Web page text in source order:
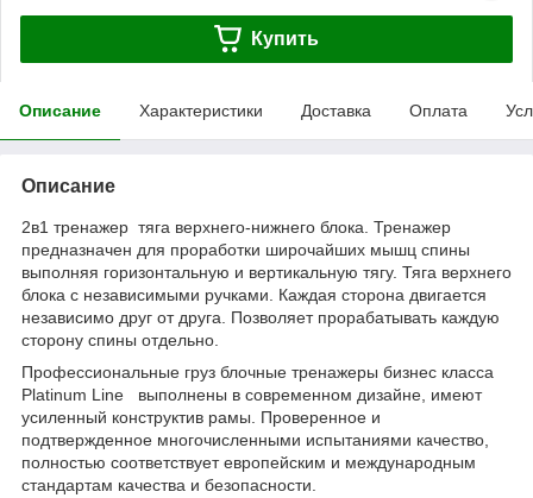
Купить
Описание Характеристики Доставка Оплата
Описание
2в1 тренажер тяга верхнего-нижнего блока. Тренажер
предназначен для проработки широчайших мышц спины
выполняя горизонтальную и вертикальную тягу. Тяга верхнего
блока с независимыми ручками. Каждая сторона двигается
независимо друг от друга. Позволяет прорабатывать каждую
сторону спины отдельно.
Профессиональные груз блочные тренажеры бизнес класса
Platinum Line выполнены в современном дизайне, имеют
усиленный конструктив рамы. Проверенное и
подтвержденное многочисленными испытаниями качество,
полностью соответствует европейским и международным
стандартам качества и безопасности.